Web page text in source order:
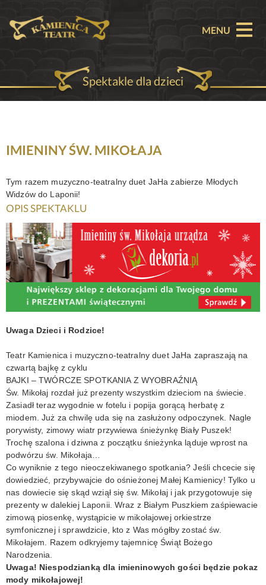
MENU
O TEATRZE
BILETY
PARTNERZY
OFERTA KOMERCYJNA
KONTAKT
Spektakle dla dzieci
IMIENINY ŚW. MIKOŁAJA
Tym razem muzyczno-teatralny duet JaHa zabierze Młodych
Widzów do Laponii!
OPIS SPEKTAKLU
Uwaga Dzieci i Rodzice!
Teatr Kamienica i muzyczno-teatralny duet JaHa zapraszają na
czwartą bajkę z cyklu
BAJKI – TWÓRCZE SPOTKANIA Z WYOBRAŹNIĄ
Św. Mikołaj rozdał już prezenty wszystkim dzieciom na świecie.
Zasiadł teraz wygodnie w fotelu i popija gorącą herbatę z
miodem. Już za chwilę uda się na zasłużony odpoczynek. Nagle
porywisty, zimowy wiatr przywiewa śnieżynkę Biały Puszek!
Trochę szalona i dziwna z początku śnieżynka ląduje wprost na
podwórzu św. Mikołaja…
Co wyniknie z tego nieoczekiwanego spotkania? Jeśli chcecie się
dowiedzieć, przybywajcie do ośnieżonej Małej Kamienicy! Tylko u
nas dowiecie się skąd wziął się św. Mikołaj i jak przygotowuje się
prezenty w dalekiej Laponii. Wraz z Białym Puszkiem zaśpiewacie
zimową piosenkę, wystąpicie w mikołajowej orkiestrze
symfonicznej i sprawdzicie, kto z Was mógłby zostać św.
Mikołajem. Razem odkryjemy tajemnicę Świąt Bożego
Narodzenia.
Uwaga! Niespodzianką dla imieninowych gości będzie pokaz
mody mikołajowej!